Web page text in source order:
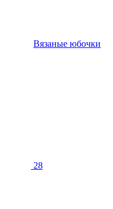
Вязаные юбочки
28